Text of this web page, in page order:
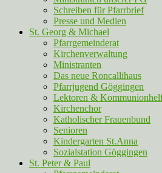
Schreiben für Pfarrbrief
Presse und Medien
St. Georg & Michael
Pfarrgemeinderat
Kirchenverwaltung
Ministranten
Das neue Roncallihaus
Pfarrjugend Göggingen
Lektoren &
Kirchenchor
Katholischer Frauenbund
Senioren
Kindergarten St.Anna
Sozialstation Göggingen
St. Peter & Paul